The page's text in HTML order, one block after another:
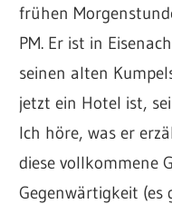
frühen
PM. Er ist in
seinen alten
jetzt ein Hotel ist,
Ich höre, was er
diese vollkommene
Gegenwärtigkeit